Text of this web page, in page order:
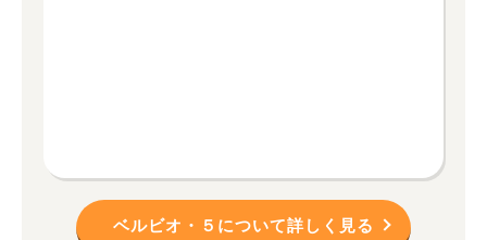
ベルビオ・５について詳しく見る